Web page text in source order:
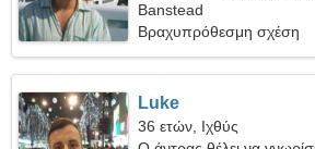
γυναίκα
Banstead
Βραχυπρόθεσμη σχέση
Luke
36 ετών, Ιχθύς